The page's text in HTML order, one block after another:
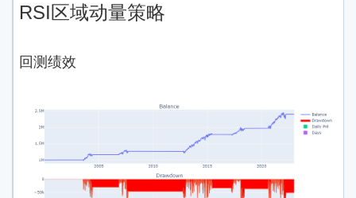
RSI区域动量策略
回测绩效